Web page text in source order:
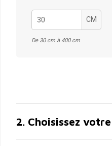
CM
De 30 cm à 400 cm
2. Choisissez